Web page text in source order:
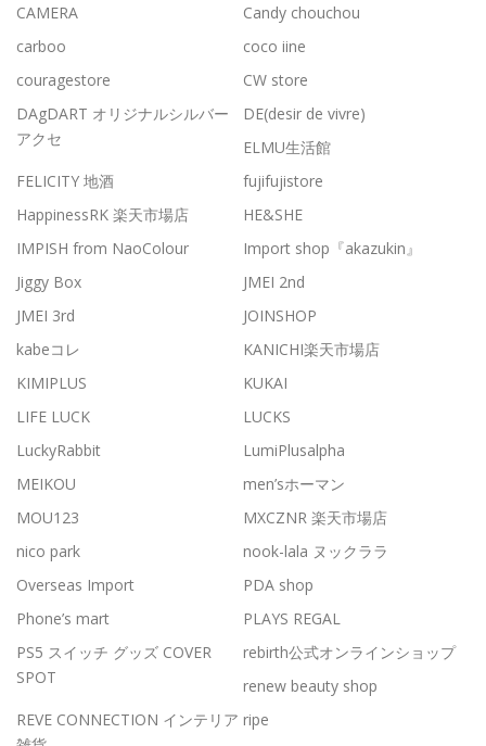
CAMERA
Candy chouchou
carboo
coco iine
couragestore
CW store
DAgDART オリジナルシルバー
アクセ
DE(desir de vivre)
ELMU生活館
FELICITY 地酒
fujifujistore
HappinessRK 楽天市場店
HE&SHE
IMPISH from NaoColour
Import shop『akazukin』
Jiggy Box
JMEI 2nd
JMEI 3rd
JOINSHOP
kabeコレ
KANICHI楽天市場店
KIMIPLUS
KUKAI
LIFE LUCK
LUCKS
LuckyRabbit
LumiPlusalpha
MEIKOU
men’sホーマン
MOU123
MXCZNR 楽天市場店
nico park
nook-lala ヌックララ
Overseas Import
PDA shop
Phone’s mart
PLAYS REGAL
PS5 スイッチ グッズ COVER
SPOT
rebirth公式オンラインショップ
renew beauty shop
REVE CONNECTION インテリア ripe